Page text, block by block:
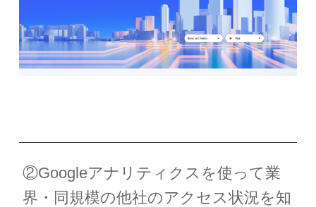
②Googleアナリティクスを使って業
界・同規模の他社のアクセス状況を知